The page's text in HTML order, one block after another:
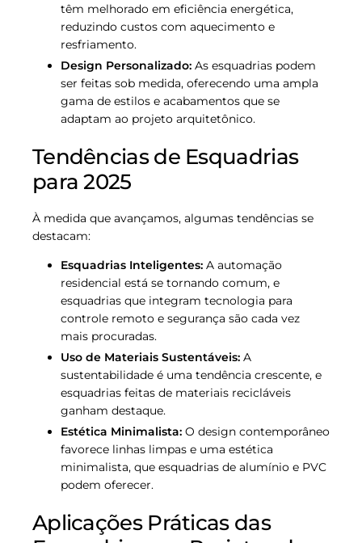
têm melhorado em eficiência energética,
reduzindo custos com aquecimento e
resfriamento.
Design Personalizado: As esquadrias podem
ser feitas sob medida, oferecendo uma ampla
gama de estilos e acabamentos que se
adaptam ao projeto arquitetônico.
Tendências de Esquadrias
para 2025
À medida que avançamos, algumas tendências se
destacam:
Esquadrias Inteligentes: A automação
residencial está se tornando comum, e
esquadrias que integram tecnologia para
controle remoto e segurança são cada vez
mais procuradas.
Uso de Materiais Sustentáveis: A
sustentabilidade é uma tendência crescente, e
esquadrias feitas de materiais recicláveis
ganham destaque.
Estética Minimalista: O design contemporâneo
favorece linhas limpas e uma estética
minimalista, que esquadrias de alumínio e PVC
podem oferecer.
Aplicações Práticas das